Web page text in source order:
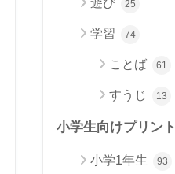
遊び 25
学習 74
ことば 61
すうじ 13
小学生向けプリント
小学1年生 93